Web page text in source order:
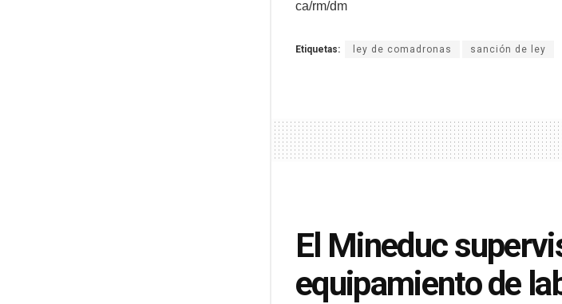
ca/rm/dm
Etiquetas: ley de comadronas sanción de ley
El Mineduc
equipamiento de